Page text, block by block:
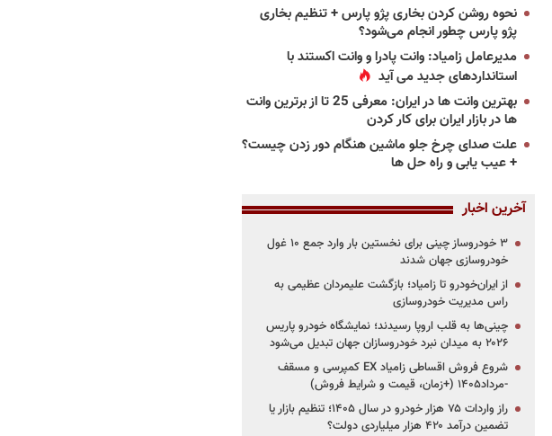
نحوه روشن کردن بخاری پژو پارس + تنظیم بخاری
پژو پارس چطور انجام می‌شود؟
مدیرعامل زامیاد: وانت پادرا و وانت اکستند با
استانداردهای جدید می آید
بهترین وانت ها در ایران: معرفی 25 تا از برترین وانت
ها در بازار ایران برای کار کردن
علت صدای چرخ جلو ماشین هنگام دور زدن چیست؟
+ عیب یابی و راه حل ها
آخرین اخبار
۳ خودروساز چینی برای نخستین بار وارد جمع ۱۰ غول
خودروسازی جهان شدند
از ایران‌خودرو تا زامیاد؛ بازگشت علیمردان عظیمی به
راس مدیریت خودروسازی
چینی‌ها به قلب اروپا رسیدند؛ نمایشگاه خودرو پاریس
۲۰۲۶ به میدان نبرد خودروسازان جهان تبدیل می‌شود
شروع فروش اقساطی زامیاد EX کمپرسی و مسقف
-مرداد۱۴۰۵ (+زمان، قیمت و شرایط فروش)
راز واردات ۷۵ هزار خودرو در سال ۱۴۰۵؛ تنظیم بازار یا
تضمین درآمد ۴۲۰ هزار میلیاردی دولت؟